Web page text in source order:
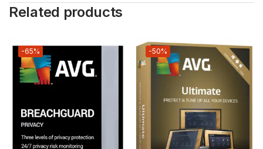
Related products
-65% -50%